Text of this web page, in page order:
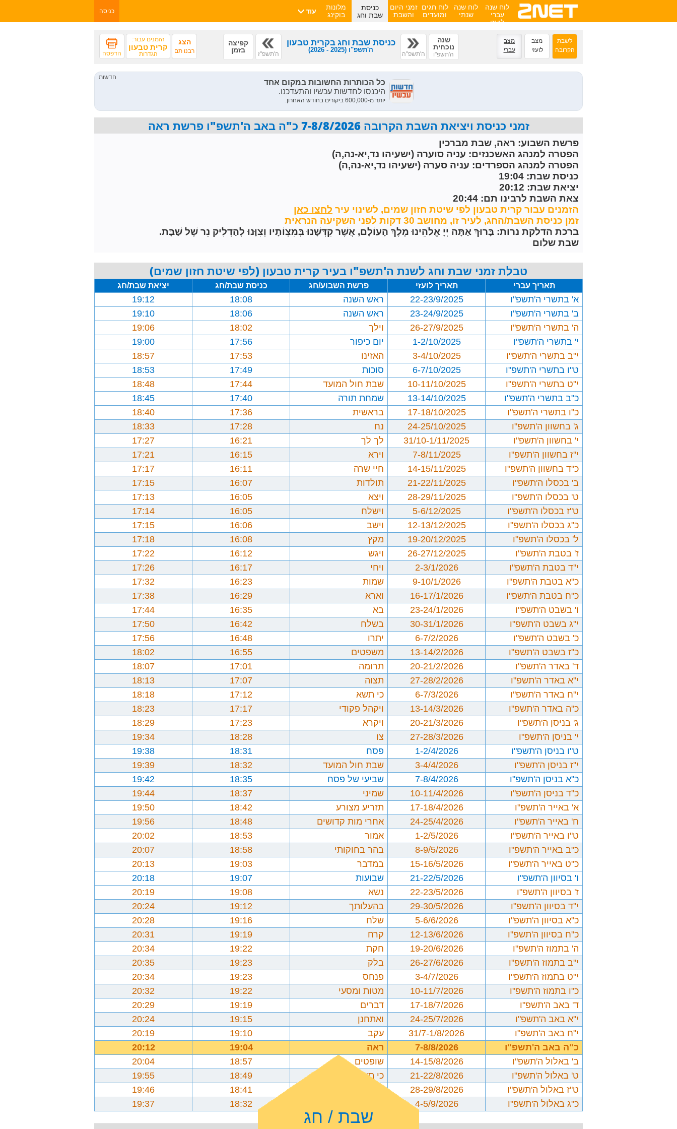
לוח שנה
עברי
לועזי
לוח שנה
שנתי
לוח חגים
ומועדים
זמני היום
והשבת
כניסת
שבת וחג
מלונות
בוקינג
עוד כניסה
לשבת
הקרובה
מצב
לועזי
מצב
עברי
הצג
רבנו תם
הזמנים עבור:
קרית טבעון
הגדרות הדפסה
שנה
נוכחית
ה'תשפ"ו ה'תשפ"ה
כניסת שבת וחג בקרית טבעון
ה'תשפ"ו (2025 - 2026)
ה'תשפ"ז
קפיצה
בזמן
זמני כניסת ויציאת השבת הקרובה 7-8/8/2026 כ"ה באב ה'תשפ"ו פרשת ראה
פרשת השבוע: ראה, שבת מברכין
הפטרה למנהג האשכנזים: עניה סוערה (ישעיהו נד,יא-נה,ה)
הפטרה למנהג הספרדים: עניה סערה (ישעיהו נד,יא-נה,ה)
כניסת שבת: 19:04
יציאת שבת: 20:12
צאת השבת לרבינו תם: 20:44
הזמנים עבור קרית טבעון לפי שיטת חזון שמים, לשינוי עיר
זמן כניסת השבת/החג, לעיר זו, מחושב 30 דקות לפני השקיעה הנראית
ברכת הדלקת נרות: בָּרוּךְ אַתָּה יְיָ אֱלֹהֵינוּ מֶלֶךְ הָעוֹלָם, אֲשֶׁר קִדְּשָׁנוּ בְּמִצְוֹתָיו וְצִוָּנוּ לְהַדְלִיק נֵר שֶׁל שַׁבָּת.
שבת שלום
טבלת זמני שבת וחג לשנת ה'תשפ"ו בעיר קרית טבעון (לפי שיטת חזון שמים)
תאריך עברי תאריך לועזי פרשת השבוע/חג כניסת שבת/חג יציאת שבת/חג
א' בתשרי ה'תשפ"ו 22-23/9/2025 ראש השנה 18:08
19:12
ב' בתשרי ה'תשפ"ו
23-24/9/2025 ראש השנה 18:06
19:10
ה' בתשרי ה'תשפ"ו
26-27/9/2025 וילך 18:02
19:06
י' בתשרי ה'תשפ"ו
1-2/10/2025 יום כיפור 17:56
19:00
י"ב בתשרי ה'תשפ"ו
3-4/10/2025 האזינו 17:53
18:57
ט"ו בתשרי ה'תשפ"ו
6-7/10/2025 סוכות 17:49
18:53
י"ט בתשרי ה'תשפ"ו
10-11/10/2025 שבת חול המועד 17:44
18:48
כ"ב בתשרי ה'תשפ"ו
13-14/10/2025 שמחת תורה 17:40
18:45
כ"ו בתשרי ה'תשפ"ו
17-18/10/2025 בראשית 17:36
18:40
ג' בחשוון ה'תשפ"ו
24-25/10/2025 נח 17:28
18:33
י' בחשוון ה'תשפ"ו
31/10-1/11/2025 לך לך 16:21
17:27
י"ז בחשוון ה'תשפ"ו
7-8/11/2025 וירא 16:15
17:21
כ"ד בחשוון ה'תשפ"ו
14-15/11/2025 חיי שרה 16:11
17:17
ב' בכסלו ה'תשפ"ו
21-22/11/2025 תולדות 16:07
17:15
ט' בכסלו ה'תשפ"ו
28-29/11/2025 ויצא 16:05
17:13
ט"ז בכסלו ה'תשפ"ו
5-6/12/2025 וישלח 16:05
17:14
כ"ג בכסלו ה'תשפ"ו
12-13/12/2025 וישב 16:06
17:15
ל' בכסלו ה'תשפ"ו
19-20/12/2025 מקץ 16:08
17:18
ז' בטבת ה'תשפ"ו
26-27/12/2025 ויגש 16:12
17:22
י"ד בטבת ה'תשפ"ו
2-3/1/2026 ויחי 16:17
17:26
כ"א בטבת ה'תשפ"ו
9-10/1/2026 שמות 16:23
17:32
כ"ח בטבת ה'תשפ"ו
16-17/1/2026 וארא 16:29
17:38
ו' בשבט ה'תשפ"ו
23-24/1/2026 בא 16:35
17:44
י"ג בשבט ה'תשפ"ו
30-31/1/2026 בשלח 16:42
17:50
כ' בשבט ה'תשפ"ו
6-7/2/2026 יתרו 16:48
17:56
כ"ז בשבט ה'תשפ"ו
13-14/2/2026 משפטים 16:55
18:02
ד' באדר ה'תשפ"ו
20-21/2/2026 תרומה 17:01
18:07
י"א באדר ה'תשפ"ו
27-28/2/2026 תצוה 17:07
18:13
י"ח באדר ה'תשפ"ו
6-7/3/2026 כי תשא 17:12
18:18
כ"ה באדר ה'תשפ"ו
13-14/3/2026 ויקהל פקודי 17:17
18:23
ג' בניסן ה'תשפ"ו
20-21/3/2026 ויקרא 17:23
18:29
י' בניסן ה'תשפ"ו
27-28/3/2026 צו 18:28
19:34
ט"ו בניסן ה'תשפ"ו
1-2/4/2026 פסח 18:31
19:38
י"ז בניסן ה'תשפ"ו
3-4/4/2026 שבת חול המועד 18:32
19:39
כ"א בניסן ה'תשפ"ו
7-8/4/2026 שביעי של פסח 18:35
19:42
כ"ד בניסן ה'תשפ"ו
10-11/4/2026 שמיני 18:37
19:44
א' באייר ה'תשפ"ו
17-18/4/2026 תזריע מצורע 18:42
19:50
ח' באייר ה'תשפ"ו
24-25/4/2026 אחרי מות קדושים 18:48
19:56
ט"ו באייר ה'תשפ"ו
1-2/5/2026 אמור 18:53
20:02
כ"ב באייר ה'תשפ"ו
8-9/5/2026 בהר בחוקותי 18:58
20:07
כ"ט באייר ה'תשפ"ו
15-16/5/2026 במדבר 19:03
20:13
ו' בסיוון ה'תשפ"ו
21-22/5/2026 שבועות 19:07
20:18
ז' בסיוון ה'תשפ"ו
22-23/5/2026 נשא 19:08
20:19
י"ד בסיוון ה'תשפ"ו
29-30/5/2026 בהעלותך 19:12
20:24
כ"א בסיוון ה'תשפ"ו
5-6/6/2026 שלח 19:16
20:28
כ"ח בסיוון ה'תשפ"ו
12-13/6/2026 קרח 19:19
20:31
ה' בתמוז ה'תשפ"ו
19-20/6/2026 חקת 19:22
20:34
י"ב בתמוז ה'תשפ"ו
26-27/6/2026 בלק 19:23
20:35
י"ט בתמוז ה'תשפ"ו
3-4/7/2026 פנחס 19:23
20:34
כ"ו בתמוז ה'תשפ"ו
10-11/7/2026 מטות ומסעי 19:22
20:32
ד' באב ה'תשפ"ו
17-18/7/2026 דברים 19:19
20:29
י"א באב ה'תשפ"ו
24-25/7/2026 ואתחנן 19:15
20:24
י"ח באב ה'תשפ"ו
31/7-1/8/2026 עקב 19:10
20:19
כ"ה באב ה'תשפ"ו
7-8/8/2026 ראה 19:04
20:12
ב' באלול ה'תשפ"ו
14-15/8/2026 שופטים 18:57
20:04
ט' באלול ה'תשפ"ו
21-22/8/2026 כי תצא 18:49
19:55
ט"ז באלול ה'תשפ"ו
28-29/8/2026
18:41
19:46
כ"ג באלול ה'תשפ"ו
4-5/9/2026
18:32
19:37
שבת / חג